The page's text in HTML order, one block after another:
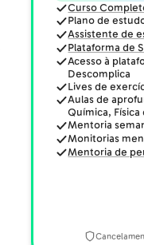
Curso
Plano de
Assistente de
Plataforma de
Acesso à
Descomplica
Lives de
Aulas de
Química, Física
Mentoria
Monitorias
Mentoria de